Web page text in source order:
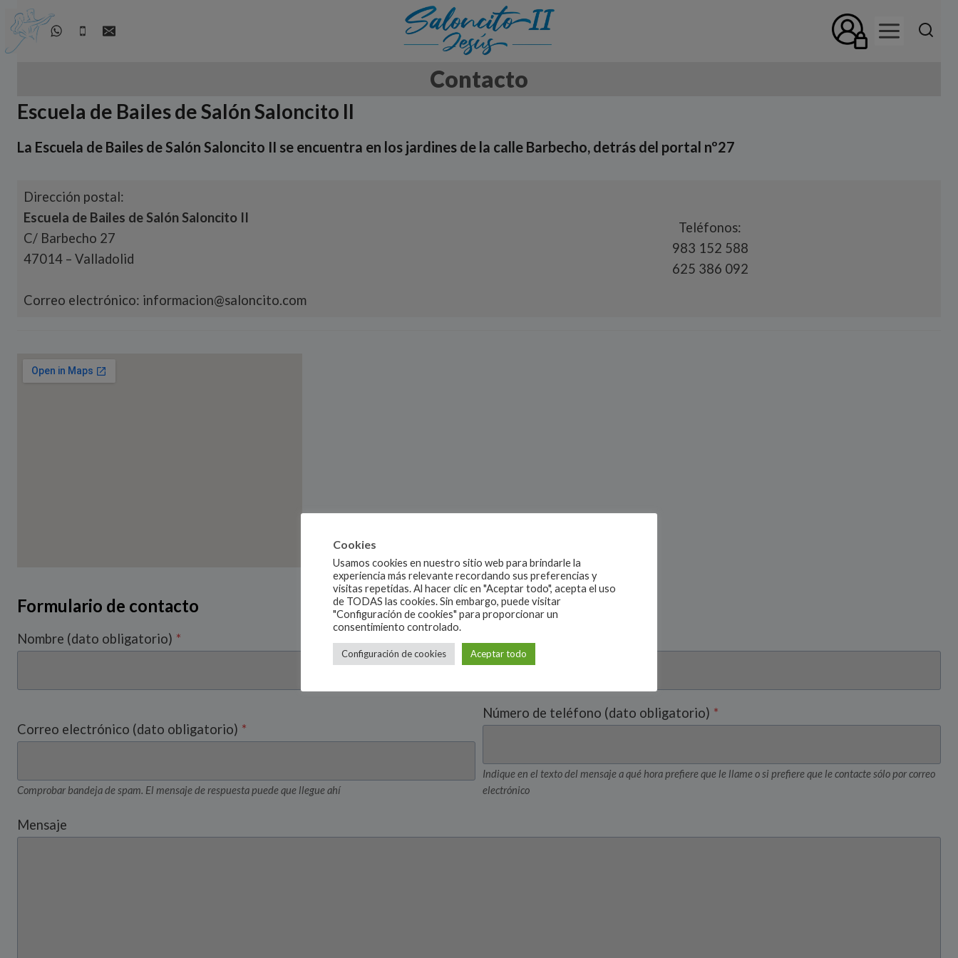
Saltar
contenido
Contacto
Escuela de Bailes de Salón Saloncito II
La Escuela de Bailes de Salón Saloncito II se encuentra en los jardines de la calle Barbecho, detrás del portal nº27
Dirección postal:
Escuela de Bailes de Salón Saloncito II
C/ Barbecho 27
47014 – Valladolid
Correo electrónico: informacion@saloncito.com
Teléfonos:
983 152 588
625 386 092
ss-coupon-promo-code/»>али экспресс
Formulario de contacto
Nombre (dato obligatorio) *
Correo electrónico (dato obligatorio) *
Comprobar bandeja de spam. El mensaje de respuesta puede que llegue ahí
Número de teléfono (dato obligatorio) *
Indique en el texto del mensaje a qué hora prefiere que le llame o si prefiere que le contacte sólo por correo
electrónico
Mensaje
Cookies
Usamos cookies en nuestro sitio web para brindarle la
experiencia más relevante recordando sus preferencias y
visitas repetidas. Al hacer clic en "Aceptar todo", acepta el uso
de TODAS las cookies. Sin embargo, puede visitar
"Configuración de cookies" para proporcionar un
consentimiento controlado.
Configuración de cookies Aceptar todo